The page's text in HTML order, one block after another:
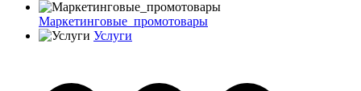
Маркетинговые_промотовары
Услуги